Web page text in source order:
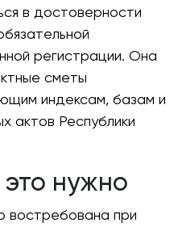
в достоверности
регистрации. Она
сметы
индексам, базам и
актов Республики
нужно
востребована при